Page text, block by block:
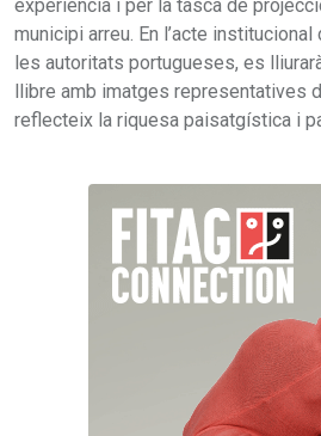
experiència i per la tasca de
municipi arreu. En l’acte
les autoritats portugueses, es
llibre amb imatges representatives
reflecteix la riquesa paisatgística i